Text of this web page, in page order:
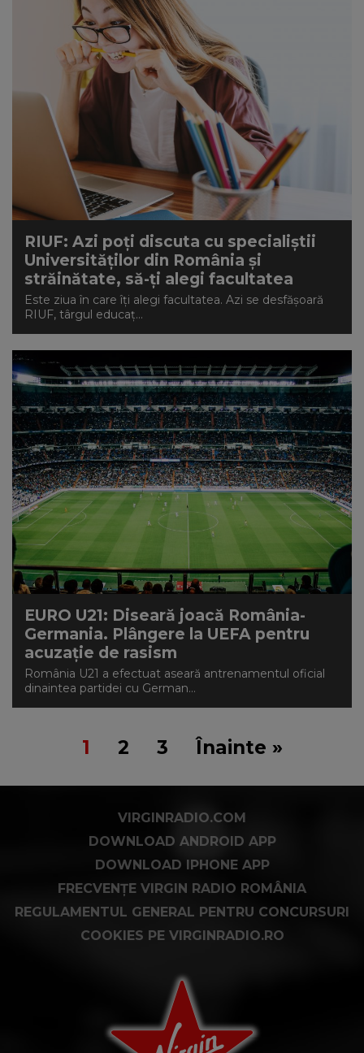
RIUF: Azi poți discuta cu specialiștii
Universităților din România și
străinătate, să-ți alegi facultatea
Este ziua în care îți alegi facultatea. Azi se desfășoară
RIUF, târgul educaț...
EURO U21: Diseară joacă România-
Germania. Plângere la UEFA pentru
acuzație de rasism
România U21 a efectuat aseară antrenamentul oficial
dinaintea partidei cu German...
1 2 3 Înainte »
VIRGINRADIO.COM
DOWNLOAD ANDROID APP
DOWNLOAD IPHONE APP
FRECVENȚE VIRGIN RADIO ROMÂNIA
REGULAMENTUL GENERAL PENTRU CONCURSURI
COOKIES PE VIRGINRADIO.RO